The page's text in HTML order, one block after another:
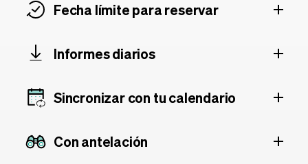
Fecha límite para reservar
Informes diarios
Sincronizar con tu calendario
Con antelación